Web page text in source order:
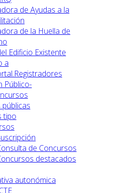
de Ayudas a la
de la Huella de
Edificio Existente
a
Público-
tipo
de Concursos
destacados
autonómica